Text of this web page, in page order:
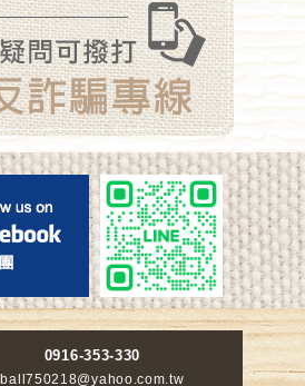
0916-353-330
ball750218@yahoo.com.tw